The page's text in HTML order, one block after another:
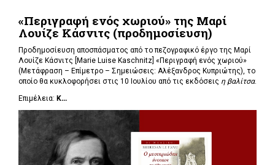
«Περιγραφή ενός χωριού» της Μαρί
Λουίζε Κάσνιτς (προδημοσίευση)
Προδημοσίευση αποσπάσματος από το πεζογραφικό έργο της Μαρί
Λουίζε Κάσνιτς [Marie Luise Kaschnitz] «Περιγραφή ενός χωριού»
(Μετάφραση – Επίμετρο – Σημειώσεις: Αλέξανδρος Κυπριώτης), το
οποίο θα κυκλοφορήσει στις 10 Ιουλίου από τις εκδόσεις η βαλίτσα.
Επιμέλεια: Κ...